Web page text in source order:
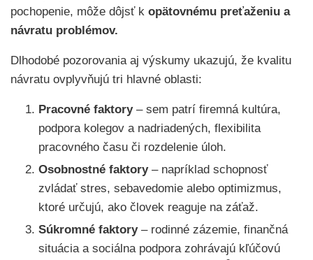
pochopenie, môže dôjsť k opätovnému preťaženiu a
návratu problémov.
Dlhodobé pozorovania aj výskumy ukazujú, že kvalitu
návratu ovplyvňujú tri hlavné oblasti:
Pracovné faktory– sem patrí firemná kultúra,
podpora kolegov a nadriadených, flexibilita
pracovného času či rozdelenie úloh.
Osobnostné faktory– napríklad schopnosť
zvládať stres, sebavedomie alebo optimizmus,
ktoré určujú, ako človek reaguje na záťaž.
Súkromné faktory– rodinné zázemie, finančná
situácia a sociálna podpora zohrávajú kľúčovú